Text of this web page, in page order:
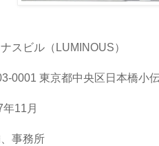
スビル（LUMINOUS）
0001 東京都中央区日本橋小
11月
事務所